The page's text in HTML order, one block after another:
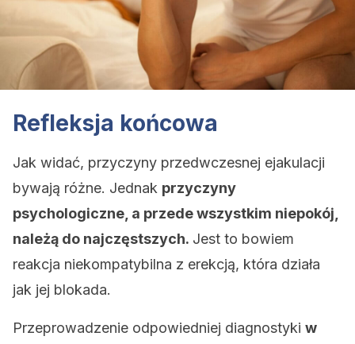
Refleksja końcowa
Jak widać, przyczyny przedwczesnej ejakulacji
bywają różne. Jednak przyczyny
psychologiczne, a przede wszystkim niepokój,
należą do najczęstszych. Jest to bowiem
reakcja niekompatybilna z erekcją, która działa
jak jej blokada.
Przeprowadzenie odpowiedniej diagnostyki w